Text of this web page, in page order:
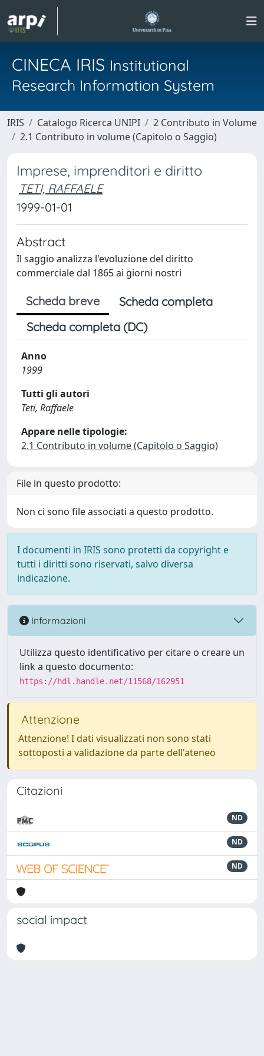
CINECA IRIS Institutional
Research Information System
IRIS Catalogo Ricerca UNIPI
2 Contributo in Volume
2.1 Contributo in volume (Capitolo o Saggio)
Imprese, imprenditori e diritto
TETI, RAFFAELE
1999-01-01
Abstract
Il saggio analizza l'evoluzione del diritto
commerciale dal 1865 ai giorni nostri
Scheda breve
Scheda completa
Scheda completa (DC)
Anno
1999
Tutti gli autori
Teti, Raffaele
Appare nelle tipologie:
2.1 Contributo in volume (Capitolo o Saggio)
File in questo prodotto:
Non ci sono file associati a questo prodotto.
I documenti in IRIS sono protetti da copyright e
tutti i diritti sono riservati, salvo diversa
indicazione.
Informazioni
Utilizza questo identificativo per citare o creare un
link a questo documento:
https://hdl.handle.net/11568/162951
Attenzione
Attenzione! I dati visualizzati non sono stati
sottoposti a validazione da parte dell'ateneo
Citazioni
ND
ND
ND
social impact